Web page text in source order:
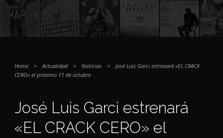
Home > Actualidad > Noticias >
José Luis Garci estrenará «EL CRACK
CERO» el próximo 11 de octubre
José Luis Garci estrenará
«EL CRACK CERO» el